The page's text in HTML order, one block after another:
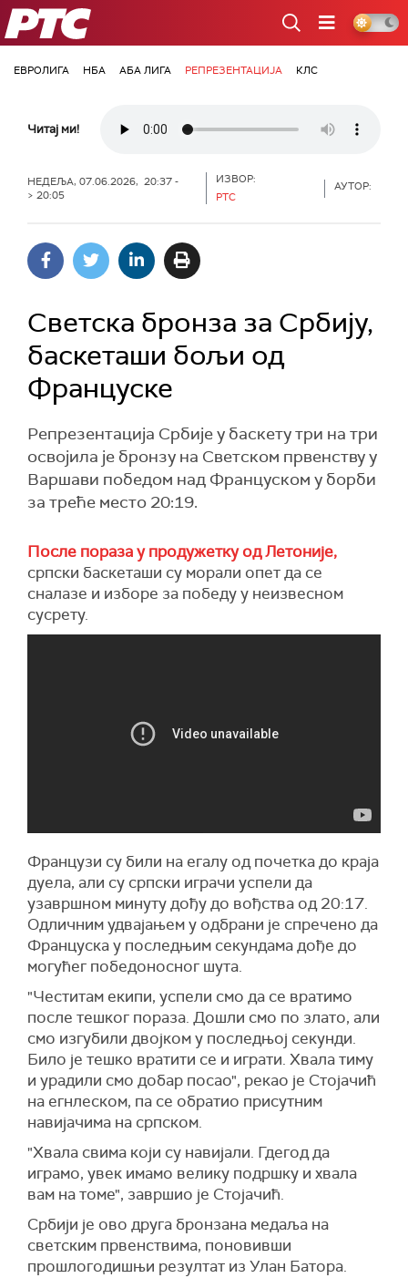
РТС
ЕВРОЛИГА НБА АБА ЛИГА РЕПРЕЗЕНТАЦИЈА КЛС
Читај ми!
НЕДЕЉА, 07.06.2026, 20:37 -
> 20:05
ИЗВОР:
РТС
АУТОР:
Светска бронза за Србију,
баскеташи бољи од
Француске
Репрезентација Србије у баскету три на три
освојила је бронзу на Светском првенству у
Варшави победом над Француском у борби
за треће место 20:19.
После пораза у продужетку од Летоније,
српски баскеташи су морали опет да се
сналазе и изборе за победу у неизвесном
сусрету.
Французи су били на егалу од почетка до краја
дуела, али су српски играчи успели да
узавршном минуту дођу до вођства од 20:17.
Одличним удвајањем у одбрани је спречено да
Француска у последњим секундама дође до
могућег победоносног шута.
"Честитам екипи, успели смо да се вратимо
после тешког пораза. Дошли смо по злато, али
смо изгубили двојком у последњој секунди.
Било је тешко вратити се и играти. Хвала тиму
и урадили смо добар посао", рекао је Стојачић
на егнлеском, па се обратио присутним
навијачима на српском.
"Хвала свима који су навијали. Гдегод да
играмо, увек имамо велику подршку и хвала
вам на томе", завршио је Стојачић.
Србији је ово друга бронзана медаља на
светским првенствима, поновивши
прошлогодишњи резултат из Улан Батора.